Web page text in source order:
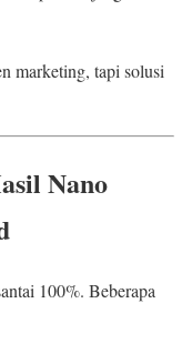
marketing, tapi solusi
Nano
100%. Beberapa